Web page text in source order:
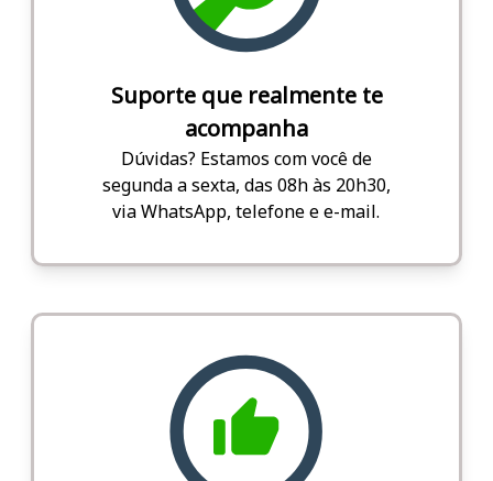
Suporte que realmente te
acompanha
Dúvidas? Estamos com você de
segunda a sexta, das 08h às 20h30,
via WhatsApp, telefone e e-mail.